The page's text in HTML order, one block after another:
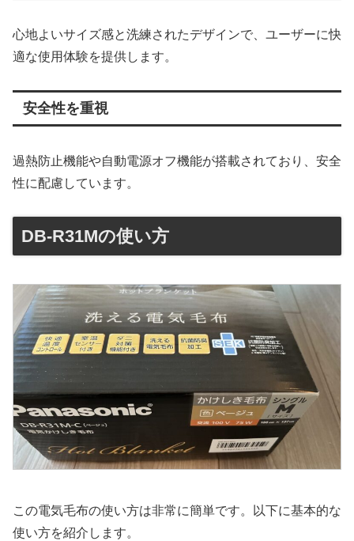
心地よいサイズ感と洗練されたデザインで、ユーザーに快
適な使用体験を提供します。
安全性を重視
過熱防止機能や自動電源オフ機能が搭載されており、安全
性に配慮しています。
DB-R31Mの使い方
この電気毛布の使い方は非常に簡単です。以下に基本的な
使い方を紹介します。